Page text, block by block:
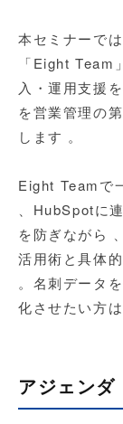
本セミナーで
「Eight
入・運用支援
を営業管理の
します 。
Eight Teamで
、HubSpotに
を防ぎながら
活用術と具体
。名刺データ
化させたい方
アジェンダ